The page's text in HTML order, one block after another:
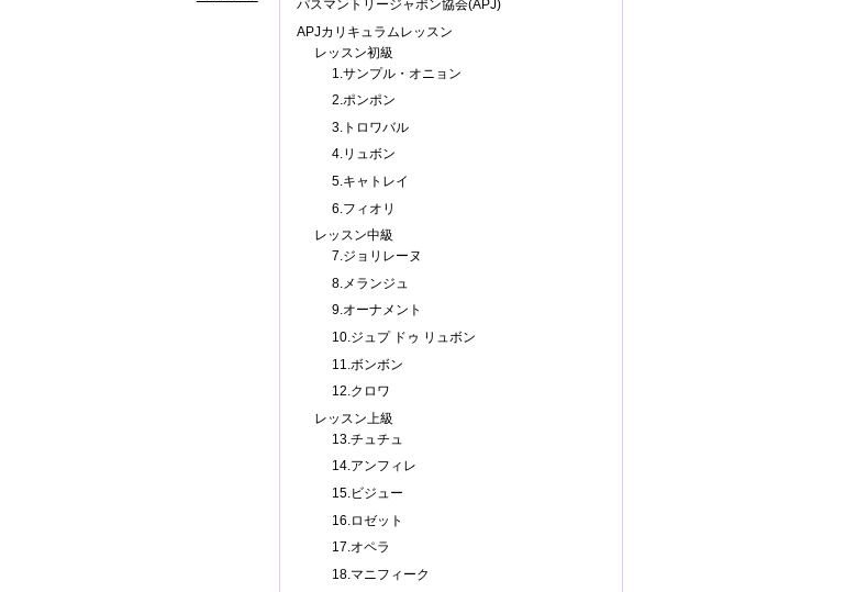
パスマントリージャポン協会(APJ)
APJカリキュラムレッスン
レッスン初級
1.サンプル・オニョン
2.ポンポン
3.トロワバル
4.リュボン
5.キャトレイ
6.フィオリ
レッスン中級
7.ジョリレーヌ
8.メランジュ
9.オーナメント
10.ジュプ ドゥ リュボン
11.ボンボン
12.クロワ
レッスン上級
13.チュチュ
14.アンフィレ
15.ビジュー
16.ロゼット
17.オペラ
18.マニフィーク